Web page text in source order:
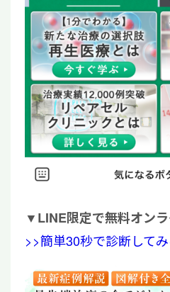
▼LINE限定で無料オン
>>簡単30秒で診断して